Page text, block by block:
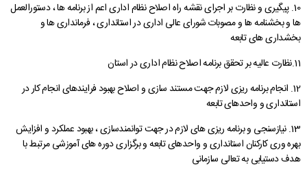
10. پیگیری و نظارت بر اجرای نقشه راه اصلاح نظام اداری اعم از برنامه ها ، دستورالعمل
ها و بخشنامه ها و مصوبات شورای عالی اداری در استانداری ، فرمانداری ها و
بخشداری های تابعه
11.نظارت عالیه بر تحقق برنامه اصلاح نظام اداری در استان
12. انجام برنامه ریزی لازم جهت مستند سازی و اصلاح بهبود فرایندهای انجام کار در
استانداری و واحدهای تابعه
13. نیازسنجی و برنامه ریزی های لازم در جهت توانمندسازی ، بهبود عملکرد و افزایش
بهره وری کارکنان استانداری و واحدهای تابعه و برگزاری دوره های آموزشی مرتبط با
هدف دستیابی به تعالی سازمانی